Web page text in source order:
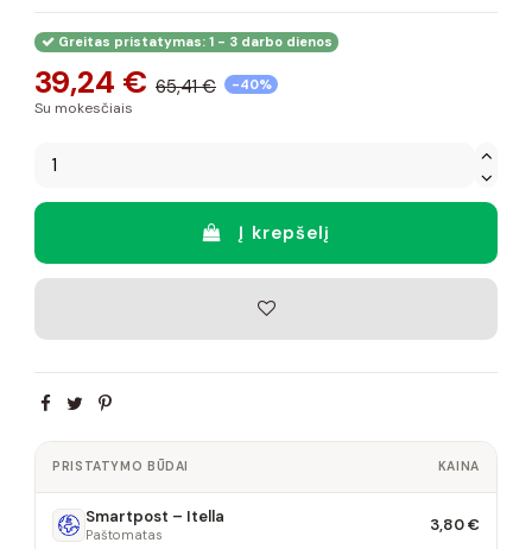
Greitas pristatymas: 1 - 3 darbo dienos
39,24 € 65,41 € -40%
Su mokesčiais
Į krepšelį
PRISTATYMO BŪDAI KAINA
Smartpost – Itella
Paštomatas 3,80 €